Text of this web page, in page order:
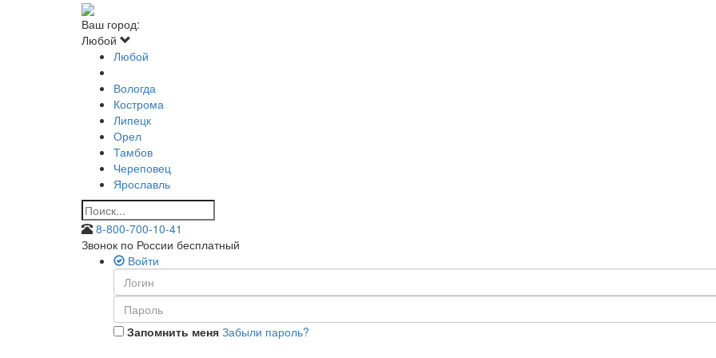
Ваш город:
Любой
Любой
Вологда
Кострома
Липецк
Орел
Тамбов
Череповец
Ярославль
8-800-700-10-41
Звонок по России бесплатный
Войти
Запомнить меня Забыли пароль?